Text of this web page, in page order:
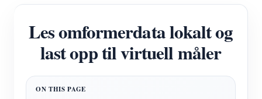
Trefase Wi-Fi energimåler (WEM3080T)
Trefase Wi-Fi energimåler (WEM3046T)
Trefase Wi-Fi energimåler (WEM3050T)
Les omformerdata lokalt og
last opp til virtuell måler